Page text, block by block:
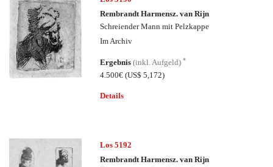
Rembrandt Harmensz. van Rijn
Schreiender Mann mit Pelzkappe
Im Archiv
Ergebnis(inkl. Aufgeld)*
4.500€(US$ 5,172)
Details
Los 5192
Rembrandt Harmensz. van Rijn